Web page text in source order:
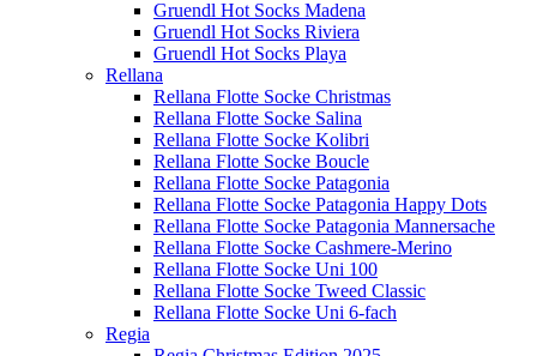
Gruendl Hot Socks Madena
Gruendl Hot Socks Riviera
Gruendl Hot Socks Playa
Rellana
Rellana Flotte Socke Christmas
Rellana Flotte Socke Salina
Rellana Flotte Socke Kolibri
Rellana Flotte Socke Boucle
Rellana Flotte Socke Patagonia
Rellana Flotte Socke Patagonia Happy Dots
Rellana Flotte Socke Patagonia Mannersache
Rellana Flotte Socke Cashmere-Merino
Rellana Flotte Socke Uni 100
Rellana Flotte Socke Tweed Classic
Rellana Flotte Socke Uni 6-fach
Regia